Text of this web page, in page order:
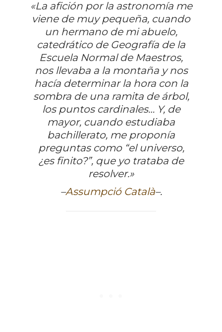
«La afición por la astronomía me
viene de muy pequeña, cuando
un hermano de mi abuelo,
catedrático de Geografía de la
Escuela Normal de Maestros,
nos llevaba a la montaña y nos
hacía determinar la hora con la
sombra de una ramita de árbol,
los puntos cardinales… Y, de
mayor, cuando estudiaba
bachillerato, me proponía
preguntas como “el universo,
¿es finito?”, que yo trataba de
resolver.»
–Assumpció Català–.